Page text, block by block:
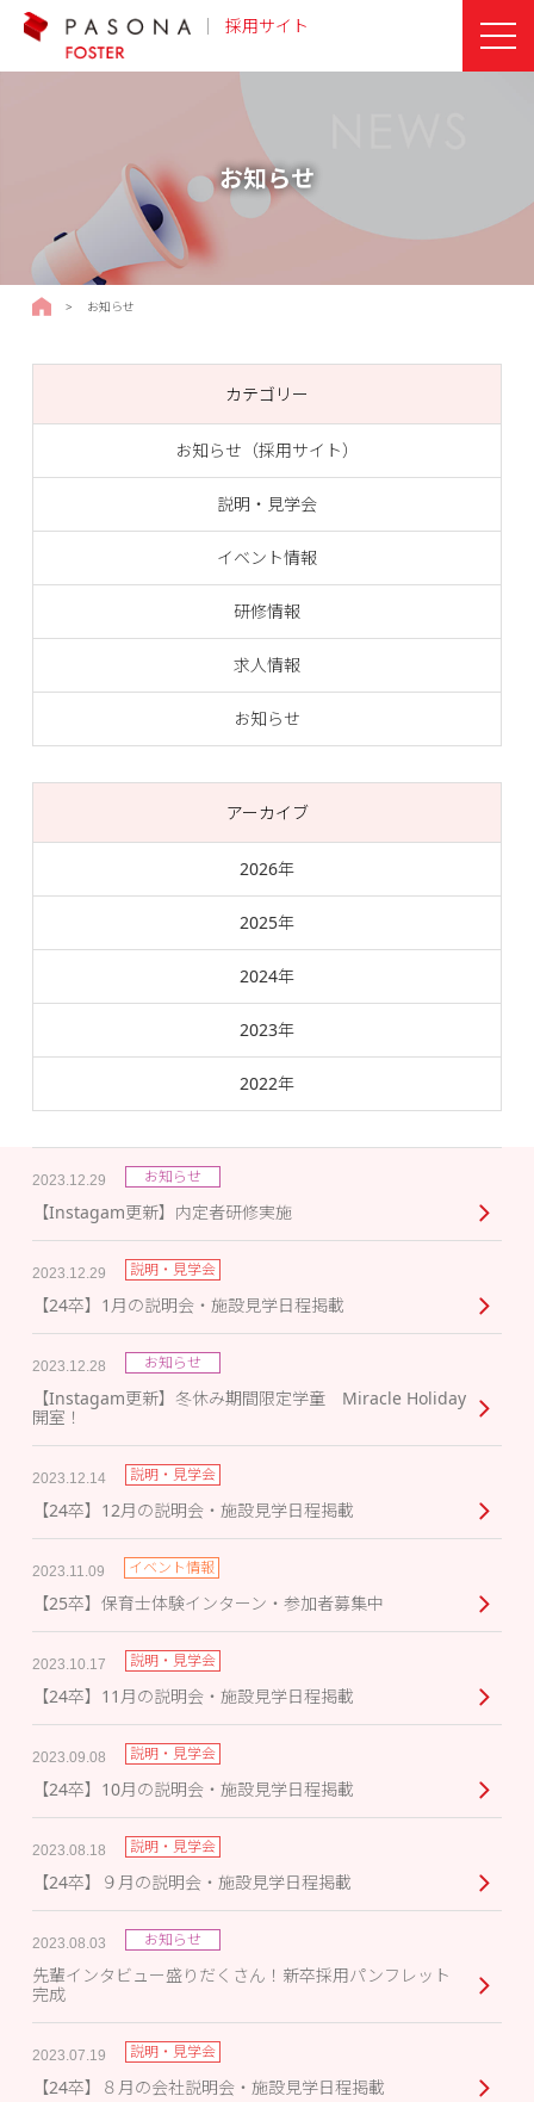
採用サイト
お知らせ
採用サイトTOPページ
> お知らせ
カテゴリー
お知らせ（採用サイト）
説明・見学会
イベント情報
研修情報
求人情報
お知らせ
アーカイブ
2026年
2025年
2024年
2023年
2022年
2023.12.29 お知らせ
【Instagam更新】内定者研修実施
2023.12.29 説明・見学会
【24卒】1月の説明会・施設見学日程掲載
2023.12.28 お知らせ
【Instagam更新】冬休み期間限定学童 Miracle Holiday
開室！
2023.12.14 説明・見学会
【24卒】12月の説明会・施設見学日程掲載
2023.11.09 イベント情報
【25卒】保育士体験インターン・参加者募集中
2023.10.17 説明・見学会
【24卒】11月の説明会・施設見学日程掲載
2023.09.08 説明・見学会
【24卒】10月の説明会・施設見学日程掲載
2023.08.18 説明・見学会
【24卒】９月の説明会・施設見学日程掲載
2023.08.03 お知らせ
先輩インタビュー盛りだくさん！新卒採用パンフレット
完成
2023.07.19 説明・見学会
【24卒】８月の会社説明会・施設見学日程掲載